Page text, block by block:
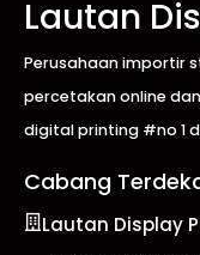
Lautan
Perusahaan importir
percetakan online
digital printing #no 1
Cabang
Lautan Display